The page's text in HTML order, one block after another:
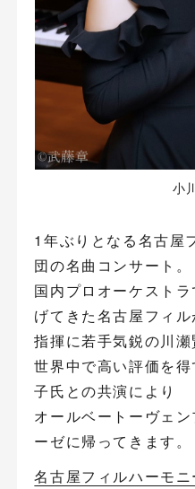
小
1年ぶりとなる名古屋
団の名曲コンサート。
国内プロオーケスト
げてきた名古屋フィル
指揮に若手気鋭の川瀬
世界中で高い評価を
子氏との共演により
オールベートーヴェ
ーゼに帰ってきます。
名古屋フィルハーモ